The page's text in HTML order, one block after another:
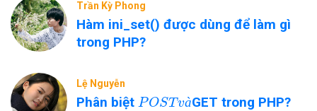
Trần Kỳ Phong
Hàm ini_set() được dùng để làm gì
trong PHP?
Lệ Nguyễn
Phân biệt à
POSTv àGET trong PHP?